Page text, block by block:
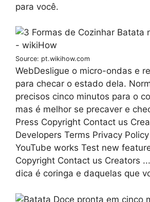
para você.
Source: pt.wikihow.com
WebDesligue o micro-ondas e
para checar o estado dela.
precisos cinco minutos para o
mas é melhor se precaver e
Press Copyright Contact us
Developers Terms Privacy
YouTube works Test new
Copyright Contact us Creators
dica é coringa e daquelas que